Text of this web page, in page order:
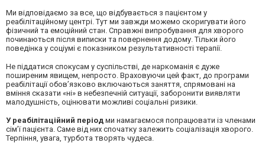
Ми відповідаємо за все, що відбувається з пацієнтом у
реабілітаційному центрі. Тут ми завжди можемо скоригувати його
фізичний та емоційний стан. Справжні випробування для хворого
починаються після виписки та повернення додому. Тільки його
поведінка у соціумі є показником результативності терапії.
Не піддатися спокусам у суспільстві, де наркоманія є дуже
поширеним явищем, непросто. Враховуючи цей факт, до програми
реабілітації обов’язково включаються заняття, спрямовані на
вміння сказати «ні» в небезпечній ситуації, заборонити виявляти
малодушність, оцінювати можливі соціальні ризики.
У реабілітаційний період ми намагаємося попрацювати із членами
сім’ї пацієнта. Саме від них спочатку залежить соціалізація хворого.
Терпіння, увага, турбота творять чудеса.